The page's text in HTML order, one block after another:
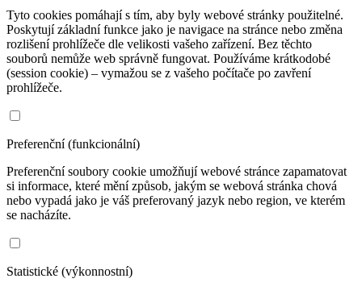
Tyto cookies pomáhají s tím, aby byly webové stránky použitelné.
Poskytují základní funkce jako je navigace na stránce nebo změna
rozlišení prohlížeče dle velikosti vašeho zařízení. Bez těchto
souborů nemůže web správně fungovat. Používáme krátkodobé
(session cookie) – vymažou se z vašeho počítače po zavření
prohlížeče.
Preferenční (funkcionální)
Preferenční soubory cookie umožňují webové stránce zapamatovat
si informace, které mění způsob, jakým se webová stránka chová
nebo vypadá jako je váš preferovaný jazyk nebo region, ve kterém
se nacházíte.
Statistické (výkonnostní)